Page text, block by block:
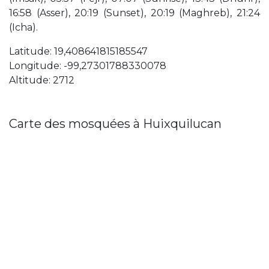
16:58 (Asser), 20:19 (Sunset), 20:19 (Maghreb), 21:24
(Icha).
Latitude: 19,408641815185547
Longitude: -99,27301788330078
Altitude: 2712
Carte des mosquées à Huixquilucan